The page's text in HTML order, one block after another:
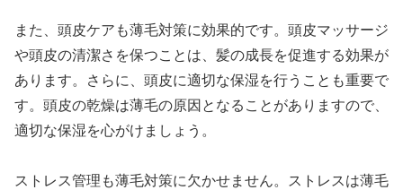
また、頭皮ケアも薄毛対策に効果的です。頭皮マッサージ
や頭皮の清潔さを保つことは、髪の成長を促進する効果が
あります。さらに、頭皮に適切な保湿を行うことも重要で
す。頭皮の乾燥は薄毛の原因となることがありますので、
適切な保湿を心がけましょう。
ストレス管理も薄毛対策に欠かせません。ストレスは薄毛